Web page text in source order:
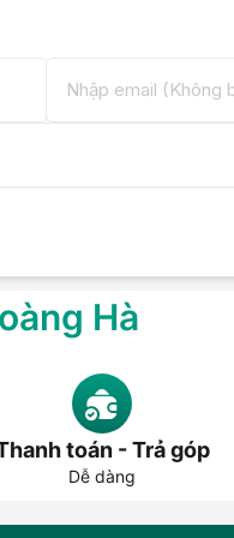
Hà
toán - Trả góp
Dễ dàng